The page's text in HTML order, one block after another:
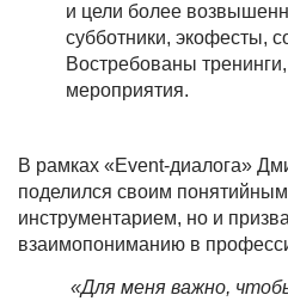
и цели более
субботники, экофесты,
Востребованы
мероприятия.
В рамках «Event-диалога»
поделился своим
инструментарием, но и
взаимопониманию в
«Для меня важно,